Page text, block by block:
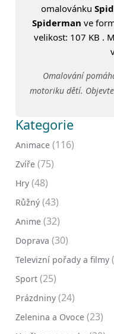
omalovánku
Spiderman ve
velikost: 107 KB .
Omalování
motoriku dětí.
Kategorie
Animace (116)
Zvíře (75)
Hry (48)
Růžný (43)
Anime (32)
Doprava (30)
Televizní pořady a filmy
Sport (25)
Prázdniny (24)
Zelenina a Ovoce (23)